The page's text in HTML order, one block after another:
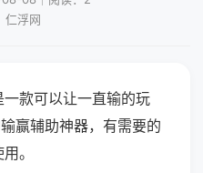
仁浮网
款可以让一直输的玩
赢辅助神器，有需要的
。